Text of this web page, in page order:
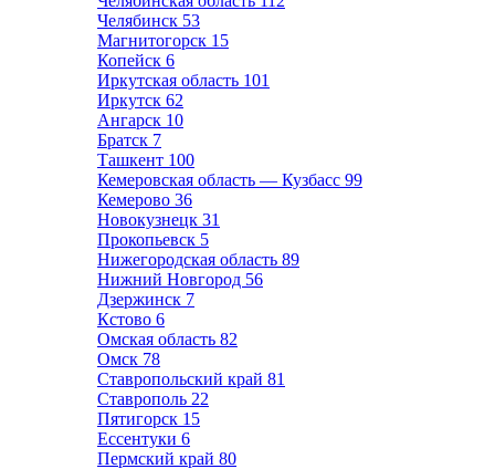
Челябинск 53
Магнитогорск 15
Копейск 6
Иркутская область 101
Иркутск 62
Ангарск 10
Братск 7
Ташкент 100
Кемеровская область — Кузбасс 99
Кемерово 36
Новокузнецк 31
Прокопьевск 5
Нижегородская область 89
Нижний Новгород 56
Дзержинск 7
Кстово 6
Омская область 82
Омск 78
Ставропольский край 81
Ставрополь 22
Пятигорск 15
Ессентуки 6
Пермский край 80